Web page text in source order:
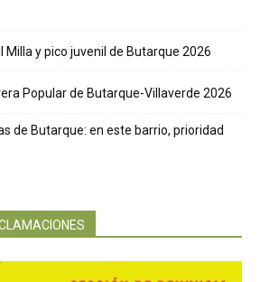
Milla y pico juvenil de Butarque 2026
Popular de Butarque-Villaverde 2026
de Butarque: en este barrio, prioridad